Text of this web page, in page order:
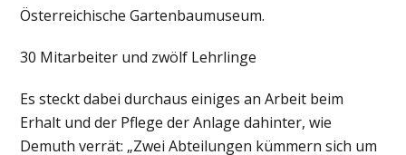
Österreichische Gartenbaumuseum.
30 Mitarbeiter und zwölf Lehrlinge
Es steckt dabei durchaus einiges an Arbeit beim
Erhalt und der Pflege der Anlage dahinter, wie
Demuth verrät: „Zwei Abteilungen kümmern sich um